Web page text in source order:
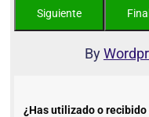
By
¿Has utilizado o